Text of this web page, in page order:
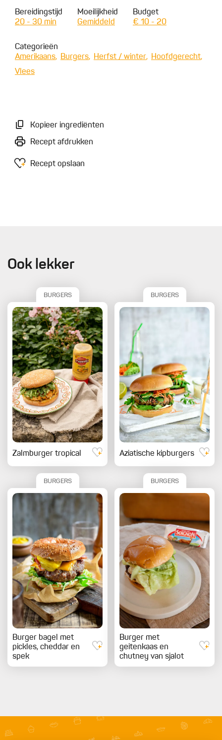
Bereidingstijd
20 - 30 min
Moeilijkheid
Gemiddeld
Budget
€ 10 - 20
Categorieën
Amerikaans
Burgers Herfst / winter
Hoofdgerecht
Vlees
Kopieer ingrediënten
Recept afdrukken
Recept opslaan
Ook lekker
BURGERS
Zalmburger tropical
BURGERS
Aziatische kipburgers
BURGERS
Burger bagel met
pickles, cheddar en
spek
BURGERS
Burger met
geitenkaas en
chutney van sjalot